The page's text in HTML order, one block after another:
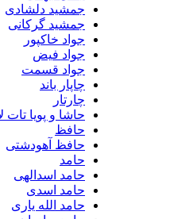
جمشید دلشادی
جمشید گرکانی
جواد خاکپور
جواد فیض
جواد قسمت
چاپار باند
چارتار
حاشا و پویا تات
حافظ
حافظ آهودشتی
حامد
حامد اسدالهی
حامد اسدی
حامد الله یاری